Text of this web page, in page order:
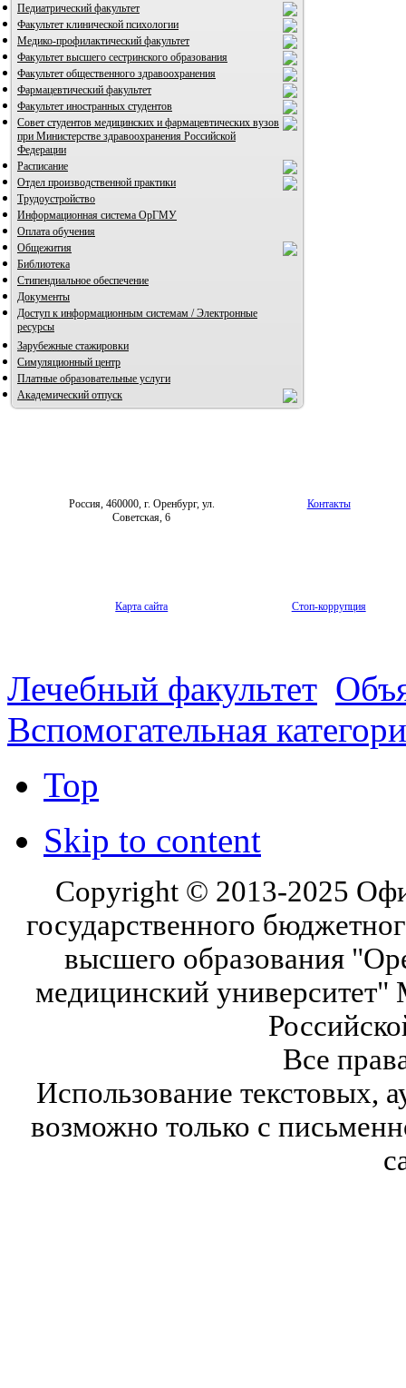
Педиатрический факультет
Факультет клинической психологии
Медико-профилактический факультет
Факультет высшего сестринского образования
Факультет общественного здравоохранения
Фармацевтический факультет
Факультет иностранных студентов
Совет студентов медицинских и фармацевтических вузов
при Министерстве здравоохранения Российской
Федерации
Расписание
Отдел производственной практики
Трудоустройство
Информационная система ОрГМУ
Оплата обучения
Общежития
Библиотека
Стипендиальное обеспечение
Документы
Доступ к информационным системам / Электронные
ресурсы
Зарубежные стажировки
Симуляционный центр
Платные образовательные услуги
Академический отпуск
Россия, 460000, г. Оренбург, ул.
Советская, 6
Контакты
Карта сайта Стоп-коррупция
Лечебный факультет
Вспомогательная
Top
Skip to content
Copyright © 2013-2025
государственного
высшего образования
медицинский университет"
Все
Использование текстовых,
возможно только с